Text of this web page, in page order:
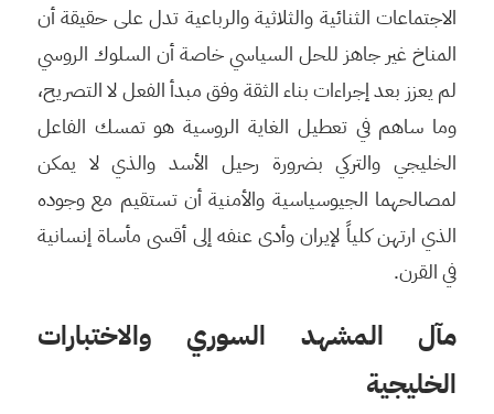
الاجتماعات الثنائية والثلاثية والرباعية تدل على حقيقة أن
المناخ غير جاهز للحل السياسي خاصة أن السلوك الروسي
لم يعزز بعد إجراءات بناء الثقة وفق مبدأ الفعل لا التصريح،
وما ساهم في تعطيل الغاية الروسية هو تمسك الفاعل
الخليجي والتركي بضرورة رحيل الأسد والذي لا يمكن
لمصالحهما الجيوسياسية والأمنية أن تستقيم مع وجوده
الذي ارتهن كلياً لإيران وأدى عنفه إلى أقسى مأساة إنسانية
في القرن.
مآل المشهد السوري والاختبارات
الخليجية